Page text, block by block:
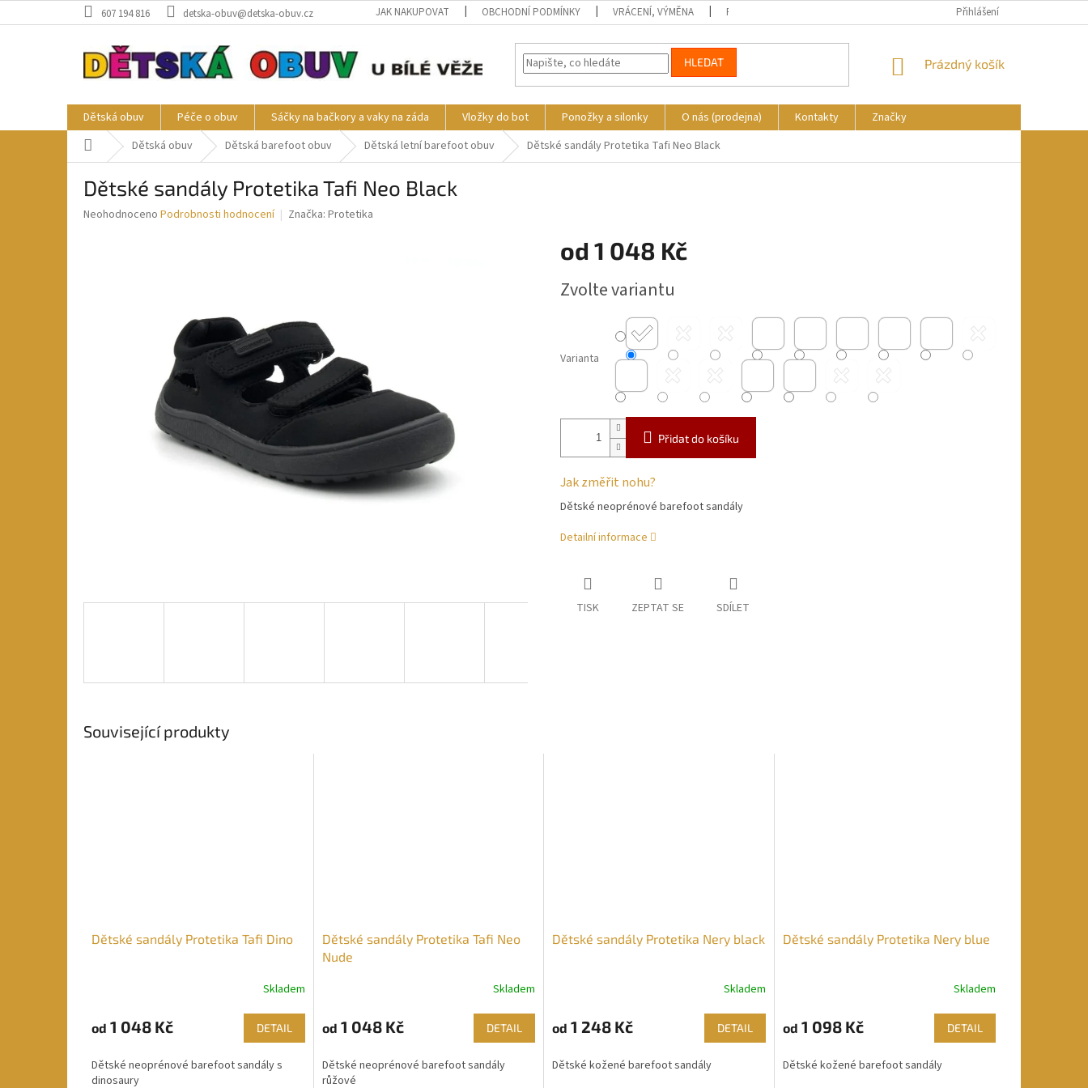
na
607 194 816 detska-obuv@detska-obuv.cz JAK NAKUPOVAT OBCHODNÍ PODMÍNKY VRÁCENÍ, VÝMĚNA REKLAMACE KDE NÁS NAJDETE
Přihlášení
HLEDAT
NÁKUPNÍ
Prázdný košík
Dětská obuv Péče o obuv Sáčky na bačkory a vaky na záda Vložky do bot Ponožky a silonky O nás (prodejna) Kontakty
Značky
Domů Dětská obuv Dětská barefoot obuv Dětská letní barefoot obuv Dětské sandály Protetika Tafi Neo Black
Dětské sandály Protetika Tafi Neo Black
Průměrné
Neohodnoceno Podrobnosti hodnocení Značka: Protetika
od 1 048 Kč
cena:
Zvolte variantu
Varianta
Přidat do košíku
Jak změřit nohu?
Dětské neoprénové barefoot sandály
Detailní informace
TISK ZEPTAT SE SDÍLET
Související produkty
Dětské sandály Protetika Tafi Dino
Skladem
od 1 048 Kč DETAIL
Dětské neoprénové barefoot sandály s
dinosaury
Dětské sandály Protetika Tafi Neo
Nude
Skladem
od 1 048 Kč DETAIL
Dětské neoprénové barefoot sandály
růžové
Dětské sandály Protetika Nery black
Skladem
od 1 248 Kč DETAIL
Dětské kožené barefoot sandály
Dětské sandály Protetika Nery blue
Skladem
od 1 098 Kč DETAIL
Dětské kožené barefoot sandály